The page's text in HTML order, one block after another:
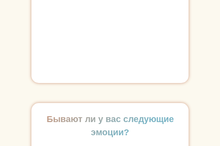
Бывают ли у вас следующие
эмоции?